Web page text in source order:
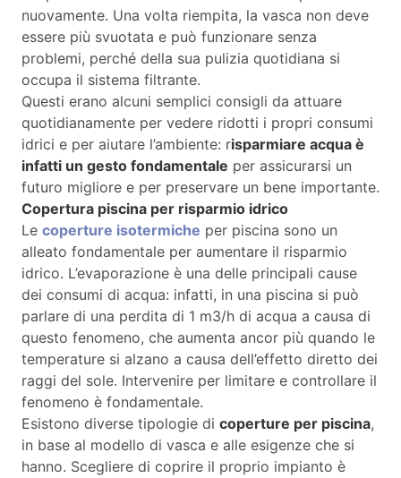
nuovamente. Una volta riempita, la vasca non deve
essere più svuotata e può funzionare senza
problemi, perché della sua pulizia quotidiana si
occupa il sistema filtrante.
Questi erano alcuni semplici consigli da attuare
quotidianamente per vedere ridotti i propri consumi
idrici e per aiutare l’ambiente: risparmiare acqua è
infatti un gesto fondamentale per assicurarsi un
futuro migliore e per preservare un bene importante.
Copertura piscina per risparmio idrico
Le coperture isotermiche per piscina sono un
alleato fondamentale per aumentare il risparmio
idrico. L’evaporazione è una delle principali cause
dei consumi di acqua: infatti, in una piscina si può
parlare di una perdita di 1 m3/h di acqua a causa di
questo fenomeno, che aumenta ancor più quando le
temperature si alzano a causa dell’effetto diretto dei
raggi del sole. Intervenire per limitare e controllare il
fenomeno è fondamentale.
Esistono diverse tipologie di coperture per piscina,
in base al modello di vasca e alle esigenze che si
hanno. Scegliere di coprire il proprio impianto è